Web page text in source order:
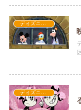
ディズニーチャンネル
ディズニーチャンネル